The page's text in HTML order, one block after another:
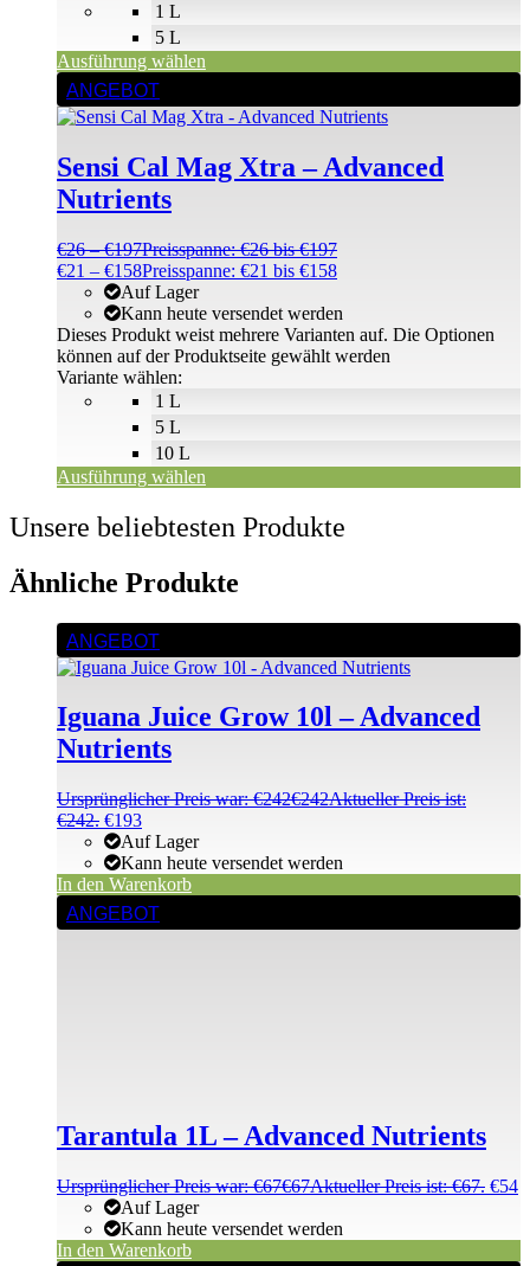
1 L
5 L
Ausführung wählen
ANGEBOT
Sensi Cal Mag Xtra – Advanced
Nutrients
€26 –€197Preisspanne: €26 bis €197
€21 – €158Preisspanne: €21 bis €158
1 L
5 L
10 L
Auf Lager
Kann heute versendet werden
Variante wählen:
Ausführung wählen
Dieses Produkt weist mehrere Varianten auf. Die Optionen
können auf der Produktseite gewählt werden
Unsere beliebtesten Produkte
Ähnliche Produkte
ANGEBOT
Iguana Juice Grow 10l – Advanced
Nutrients
Ursprünglicher Preis war: €242€242Aktueller Preis ist:
€242. €193
Auf Lager
Kann heute versendet werden
In den Warenkorb
ANGEBOT
Tarantula 1L – Advanced Nutrients
Ursprünglicher Preis war: €67€67Aktueller Preis ist: €67. €54
Auf Lager
Kann heute versendet werden
In den Warenkorb